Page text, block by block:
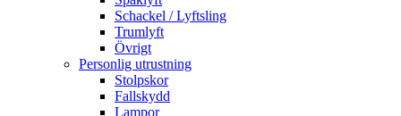
Schackel / Lyftsling
Trumlyft
Övrigt
Personlig utrustning
Stolpskor
Fallskydd
Lampor